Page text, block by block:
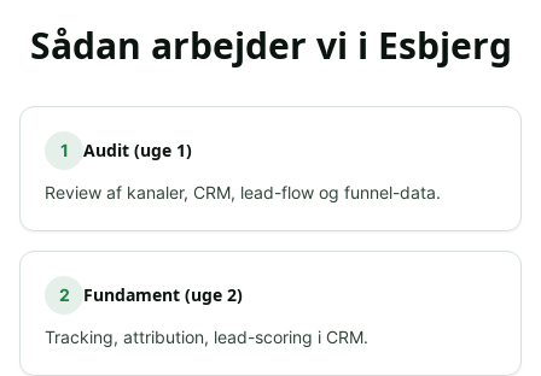
Sådan arbejder vi i Esbjerg
1 Audit (uge 1)
Review af kanaler, CRM, lead-flow og funnel-data.
2 Fundament (uge 2)
Tracking, attribution, lead-scoring i CRM.